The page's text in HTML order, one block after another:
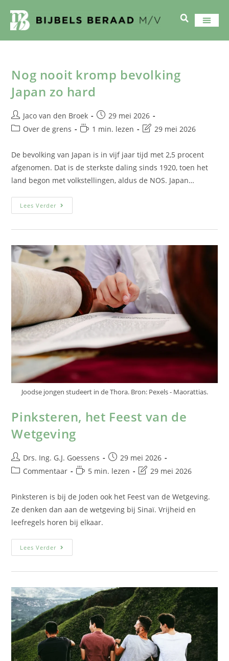
Nog nooit kromp bevolking
Japan zo hard
Jaco van den Broek
29 mei 2026
Over de grens
1 min. lezen 29 mei 2026
De bevolking van Japan is in vijf jaar tijd met 2,5 procent
afgenomen. Dat is de sterkste daling sinds 1920, toen het
land begon met volkstellingen, aldus de NOS. Japan…
Lees Verder
Joodse jongen studeert in de Thora. Bron: Pexels - Maorattias.
Pinksteren, het Feest van de
Wetgeving
Drs. Ing. G.J. Goessens
29 mei 2026
Commentaar
5 min. lezen 29 mei 2026
Pinksteren is bij de Joden ook het Feest van de Wetgeving.
Ze denken dan aan de wetgeving bij Sinaï. Vrijheid en
leefregels horen bij elkaar.
Lees Verder